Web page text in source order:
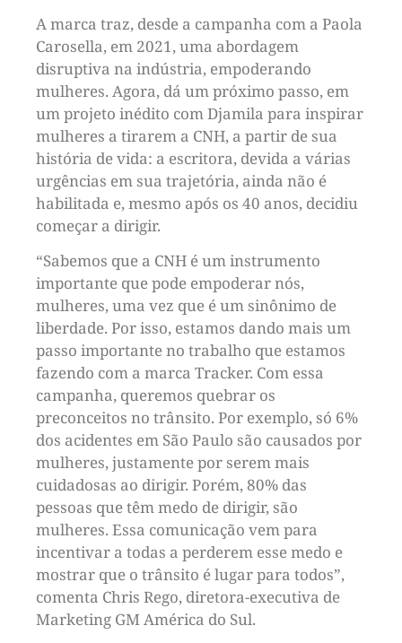
A marca traz, desde a campanha com a Paola
Carosella, em 2021, uma abordagem
disruptiva na indústria, empoderando
mulheres. Agora, dá um próximo passo, em
um projeto inédito com Djamila para inspirar
mulheres a tirarem a CNH, a partir de sua
história de vida: a escritora, devida a várias
urgências em sua trajetória, ainda não é
habilitada e, mesmo após os 40 anos, decidiu
começar a dirigir.
“Sabemos que a CNH é um instrumento
importante que pode empoderar nós,
mulheres, uma vez que é um sinônimo de
liberdade. Por isso, estamos dando mais um
passo importante no trabalho que estamos
fazendo com a marca Tracker. Com essa
campanha, queremos quebrar os
preconceitos no trânsito. Por exemplo, só 6%
dos acidentes em São Paulo são causados por
mulheres, justamente por serem mais
cuidadosas ao dirigir. Porém, 80% das
pessoas que têm medo de dirigir, são
mulheres. Essa comunicação vem para
incentivar a todas a perderem esse medo e
mostrar que o trânsito é lugar para todos”,
comenta Chris Rego, diretora-executiva de
Marketing GM América do Sul.